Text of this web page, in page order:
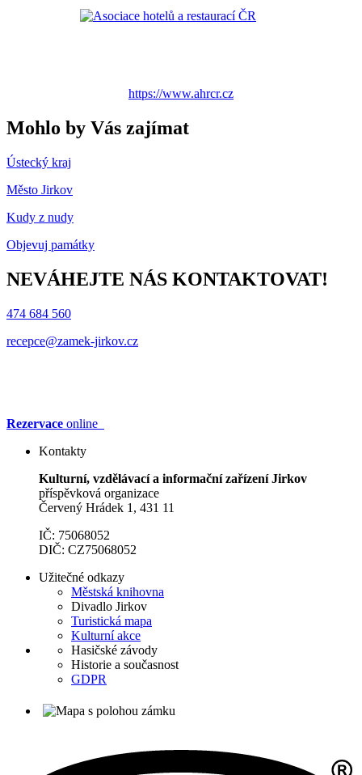
https://www.ahrcr.cz
Mohlo by Vás zajímat
Ústecký kraj
Město Jirkov
Kudy z nudy
Objevuj památky
NEVÁHEJTE NÁS KONTAKTOVAT!
474 684 560
recepce@zamek-jirkov.cz
Rezervace online
Kontakty
Kulturní, vzdělávací a informační zařízení Jirkov
příspěvková organizace
Červený Hrádek 1, 431 11
IČ: 75068052
DIČ: CZ75068052
Užitečné odkazy
Městská knihovna
Divadlo Jirkov
Turistická mapa
Kulturní akce
Hasičské závody
Historie a současnost
GDPR